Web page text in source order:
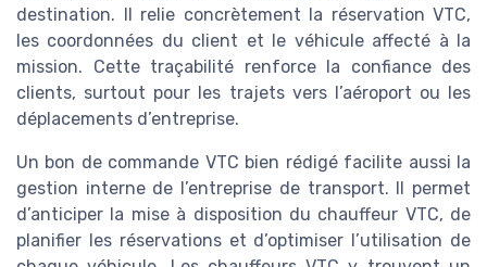
destination. Il relie concrètement la réservation VTC,
les coordonnées du client et le véhicule affecté à la
mission. Cette traçabilité renforce la confiance des
clients, surtout pour les trajets vers l’aéroport ou les
déplacements d’entreprise.
Un bon de commande VTC bien rédigé facilite aussi la
gestion interne de l’entreprise de transport. Il permet
d’anticiper la mise à disposition du chauffeur VTC, de
planifier les réservations et d’optimiser l’utilisation de